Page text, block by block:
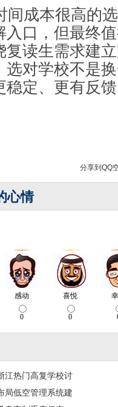
间成本很高的
入口，但最终
复读生需求建
选对学校不是
稳定、更有反
分享到 QQ
心情
江热门高复学校讨
局低空管理系统建